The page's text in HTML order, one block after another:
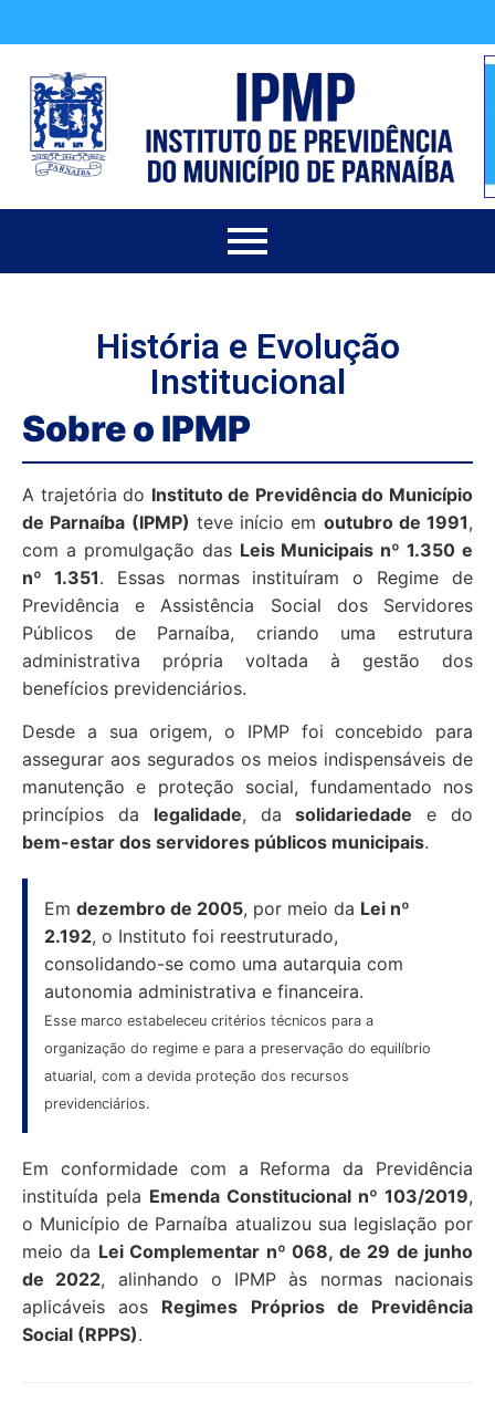
História e Evolução
Institucional
Sobre o IPMP
A trajetória do Instituto de Previdência do Município
de Parnaíba (IPMP) teve início em outubro de 1991,
com a promulgação das Leis Municipais nº 1.350 e
nº 1.351. Essas normas instituíram o Regime de
Previdência e Assistência Social dos Servidores
Públicos de Parnaíba, criando uma estrutura
administrativa própria voltada à gestão dos
benefícios previdenciários.
Desde a sua origem, o IPMP foi concebido para
assegurar aos segurados os meios indispensáveis de
manutenção e proteção social, fundamentado nos
princípios da legalidade, dasolidariedade e do
bem-estar dos servidores públicos municipais.
Em dezembro de 2005, por meio da Lei nº
2.192, o Instituto foi reestruturado,
consolidando-se como uma autarquia com
autonomia administrativa e financeira.
Esse marco estabeleceu critérios técnicos para a
organização do regime e para a preservação do equilíbrio
atuarial, com a devida proteção dos recursos
previdenciários.
Em conformidade com a Reforma da Previdência
instituída pela Emenda Constitucional nº 103/2019,
o Município de Parnaíba atualizou sua legislação por
meio da Lei Complementar nº 068, de 29 de junho
de 2022, alinhando o IPMP às normas nacionais
aplicáveis aos Regimes Próprios de Previdência
Social (RPPS).